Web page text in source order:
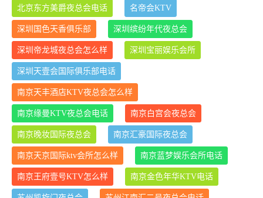
北京东方美爵夜总会电话 名帝会KTV
深圳国色天香俱乐部 深圳缤纷年代夜总会
深圳帝龙城夜总会怎么样 深圳宝丽娱乐会所
深圳天壹会国际俱乐部电话
南京天丰酒店KTV夜总会怎么样
南京缘曼KTV夜总会电话 南京白宫会夜总会
南京晚妆国际夜总会 南京汇豪国际夜总会
南京天京国际ktv会所怎么样 南京蓝梦娱乐会所电话
南京王府壹号KTV怎么样 南京金色年华KTV电话